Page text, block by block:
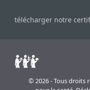
télécharger notre
© 2026 - Tous droits